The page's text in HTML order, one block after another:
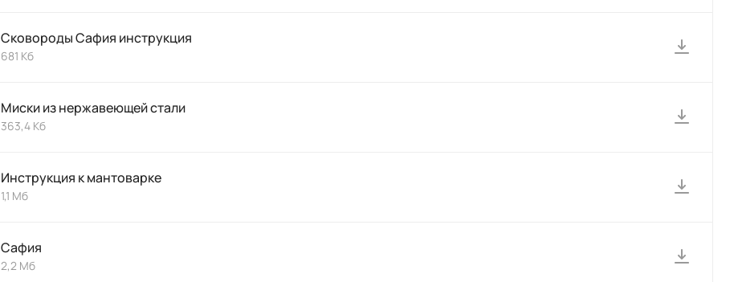
Сковороды Сафия инструкция
681 Кб
Миски из нержавеющей стали
363,4 Кб
Инструкция к мантоварке
1,1 Мб
Сафия
2,2 Мб